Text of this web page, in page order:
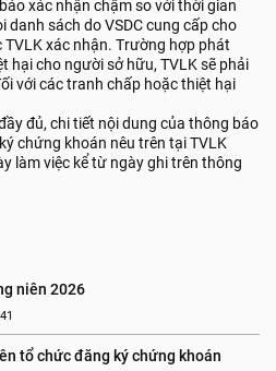
xác nhận chậm so với thời gian
danh sách do VSDC cung cấp cho
xác nhận. Trường hợp phát
hại cho người sở hữu, TVLK sẽ phải
với các tranh chấp hoặc thiệt hại
đủ, chi tiết nội dung của thông báo
chứng khoán nêu trên tại TVLK
làm việc kể từ ngày ghi trên thông
niên 2026
tổ chức đăng ký chứng khoán